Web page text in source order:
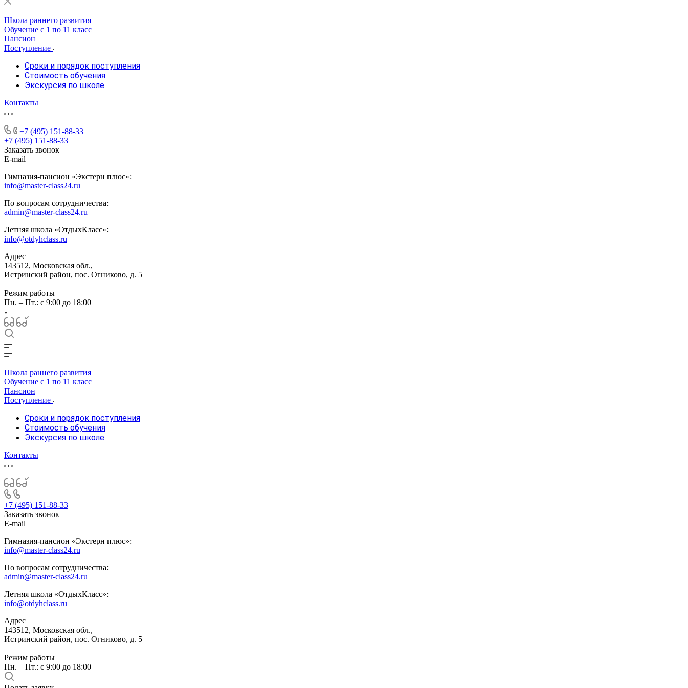
Школа раннего развития
Обучение с 1 по 11 класс
Пансион
Поступление
Сроки и порядок поступления
Стоимость обучения
Экскурсия по школе
Контакты
+7 (495) 151-88-33
+7 (495) 151-88-33
Заказать звонок
E-mail
Гимназия-пансион «Экстерн плюс»:
info@master-class24.ru
По вопросам сотрудничества:
admin@master-class24.ru
Летняя школа «ОтдыхКласс»:
info@otdyhclass.ru
Адрес
143512, Московская обл.,
Истринский район, пос. Огниково, д. 5
Режим работы
Пн. – Пт.: с 9:00 до 18:00
Школа раннего развития
Обучение с 1 по 11 класс
Пансион
Поступление
Сроки и порядок поступления
Стоимость обучения
Экскурсия по школе
Контакты
+7 (495) 151-88-33
Заказать звонок
E-mail
Гимназия-пансион «Экстерн плюс»:
info@master-class24.ru
По вопросам сотрудничества:
admin@master-class24.ru
Летняя школа «ОтдыхКласс»:
info@otdyhclass.ru
Адрес
143512, Московская обл.,
Истринский район, пос. Огниково, д. 5
Режим работы
Пн. – Пт.: с 9:00 до 18:00